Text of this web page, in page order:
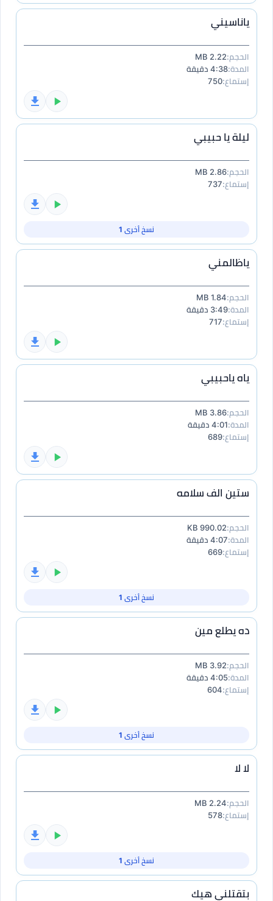
ياناسيني
الحجم:2.22 MB
المدة:4:38 دقيقة
إستماع:750
ليلة يا حبيبي
الحجم:2.86 MB
إستماع:737
نسخ أخرى 1
ياظالمني
الحجم:1.84 MB
المدة:3:49 دقيقة
إستماع:717
ياه ياحبيبي
الحجم:3.86 MB
المدة:4:01 دقيقة
إستماع:689
ستين الف سلامه
الحجم:990.02 KB
المدة:4:07 دقيقة
إستماع:669
نسخ أخرى 1
ده يطلع مين
الحجم:3.92 MB
المدة:4:05 دقيقة
إستماع:604
نسخ أخرى 1
لا لا
الحجم:2.24 MB
إستماع:578
نسخ أخرى 1
بتقتلني هيك